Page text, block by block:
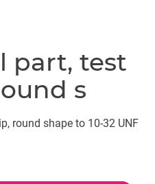
part, test
s
round shape to 10-32 UNF